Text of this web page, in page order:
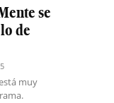
se
de
muy